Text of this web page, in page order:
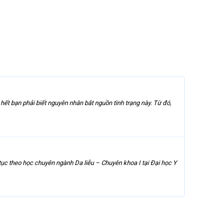
bạn phải biết nguyên nhân bắt nguồn tình trạng này. Từ đó,
theo học chuyên ngành Da liễu – Chuyên khoa I tại Đại học Y